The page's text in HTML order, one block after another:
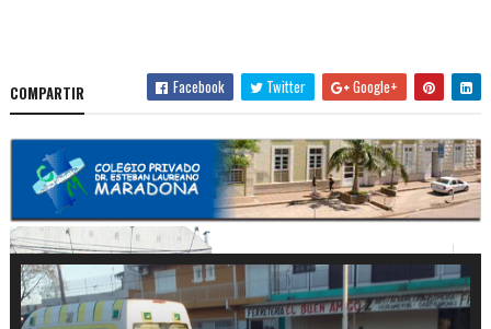
COMPARTIR Facebook Twitter Google+